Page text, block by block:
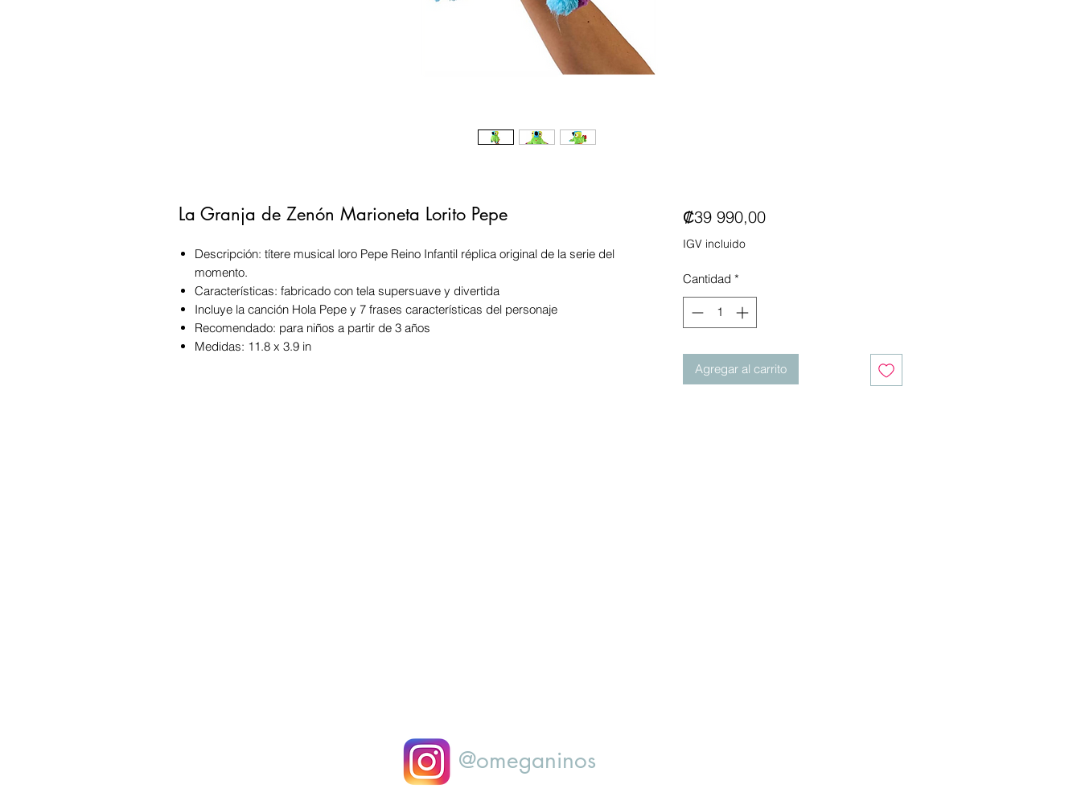
La Granja de Zenón Marioneta Lorito Pepe
Descripción: títere musical loro Pepe Reino Infantil réplica original de la serie del
momento.
Características: fabricado con tela supersuave y divertida
Incluye la canción Hola Pepe y 7 frases características del personaje
Recomendado: para niños a partir de 3 años
Medidas: 11.8 x 3.9 in
₡39 990,00Precio
IGV incluido
Cantidad *
Agregar al carrito
@omeganinos